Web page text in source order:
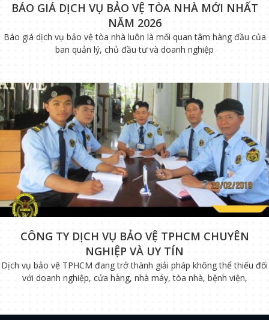
BÁO GIÁ DỊCH VỤ BẢO VỆ TÒA NHÀ MỚI NHẤT
NĂM 2026
Báo giá dịch vụ bảo vệ tòa nhà luôn là mối quan tâm hàng đầu của
ban quản lý, chủ đầu tư và doanh nghiệp
CÔNG TY DỊCH VỤ BẢO VỆ TPHCM CHUYÊN
NGHIỆP VÀ UY TÍN
Dịch vụ bảo vệ TPHCM đang trở thành giải pháp không thể thiếu đối
với doanh nghiệp, cửa hàng, nhà máy, tòa nhà, bệnh viện,